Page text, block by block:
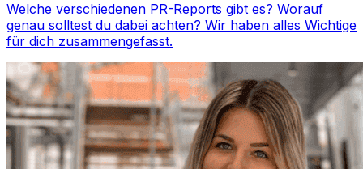
Welche verschiedenen PR-Reports gibt es? Worauf
genau solltest du dabei achten? Wir haben alles Wichtige
für dich zusammengefasst.